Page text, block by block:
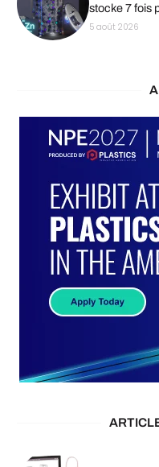
stocke 7 fois
5 août 2026